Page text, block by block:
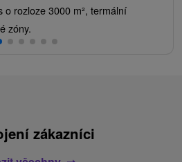
rozloze 3000 m², termální
zóny.
zákazníci